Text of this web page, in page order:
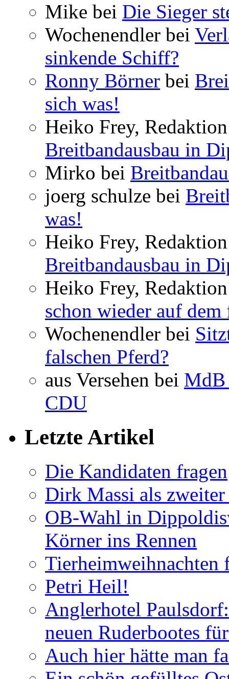
Mike bei Die Sieger
Wochenendler bei
sinkende Schiff?
Ronny Börner bei
sich was!
Heiko Frey,
Breitbandausbau in
Mirko bei
joerg schulze bei
was!
Heiko Frey,
Breitbandausbau in
Heiko Frey,
schon wieder auf dem
Wochenendler bei
falschen Pferd?
aus Versehen bei MdB
CDU
Letzte Artikel
Die Kandidaten fragen
Dirk Massi als
OB-Wahl in
Körner ins Rennen
Tierheimweihnachten
Petri Heil!
Anglerhotel
neuen Ruderbootes
Auch hier hätte man